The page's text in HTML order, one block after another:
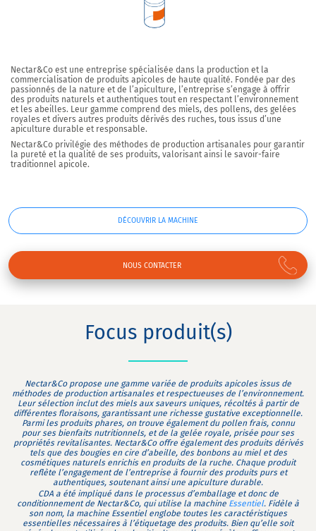
Nectar&Co est une entreprise spécialisée dans la production et la
commercialisation de produits apicoles de haute qualité. Fondée par des
passionnés de la nature et de l’apiculture, l’entreprise s’engage à offrir
des produits naturels et authentiques tout en respectant l’environnement
et les abeilles. Leur gamme comprend des miels, des pollens, des gelées
royales et divers autres produits dérivés des ruches, tous issus d’une
apiculture durable et responsable.
Nectar&Co privilégie des méthodes de production artisanales pour garantir
la pureté et la qualité de ses produits, valorisant ainsi le savoir-faire
traditionnel apicole.
DÉCOUVRIR LA MACHINE
NOUS CONTACTER
Focus produit(s)
Nectar&Co propose une gamme variée de produits apicoles issus de
méthodes de production artisanales et respectueuses de l’environnement.
Leur sélection inclut des miels aux saveurs uniques, récoltés à partir de
différentes floraisons, garantissant une richesse gustative exceptionnelle.
Parmi les produits phares, on trouve également du pollen frais, connu
pour ses bienfaits nutritionnels, et de la gelée royale, prisée pour ses
propriétés revitalisantes. Nectar&Co offre également des produits dérivés
tels que des bougies en cire d’abeille, des bonbons au miel et des
cosmétiques naturels enrichis en produits de la ruche. Chaque produit
reflète l’engagement de l’entreprise à fournir des produits purs et
authentiques, soutenant ainsi une apiculture durable.
CDA a été impliqué dans le processus d’emballage et donc de
conditionnement de Nectar&Co, qui utilise la machine Essentiel. Fidèle à
son nom, la machine Essentiel englobe toutes les caractéristiques
essentielles nécessaires à l’étiquetage des produits. Bien qu’elle soit